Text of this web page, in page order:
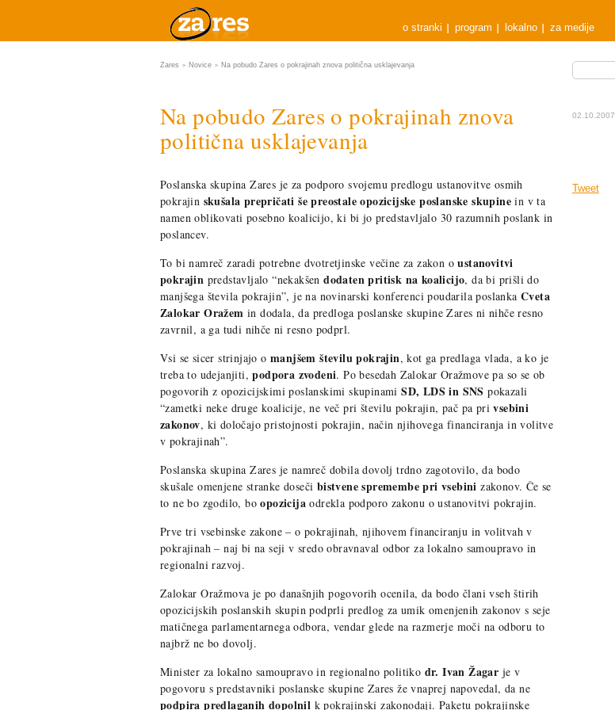
o stranki program lokalno za medije
Zares > Novice > Na pobudo Zares o pokrajinah znova politična usklajevanja
Na pobudo Zares o pokrajinah znova
politična usklajevanja
Poslanska skupina Zares je za podporo svojemu predlogu ustanovitve osmih
pokrajin skušala prepričati še preostale opozicijske poslanske skupine in v ta
namen oblikovati posebno koalicijo, ki bi jo predstavljalo 30 razumnih poslank in
poslancev.
To bi namreč zaradi potrebne dvotretjinske večine za zakon oustanovitvi
pokrajin predstavljalo “nekakšendodaten pritisk na koalicijo, da bi prišli do
manjšega števila pokrajin”, je na novinarski konferenci poudarila poslanka Cveta
Zalokar Oražem in dodala, da predloga poslanske skupine Zares ni nihče resno
zavrnil, a ga tudi nihče ni resno podprl.
Vsi se sicer strinjajo o manjšem številu pokrajin, kot ga predlaga vlada, a ko je
treba to udejanjiti,podpora zvodeni. Po besedah Zalokar Oražmove pa so se ob
pogovorih z opozicijskimi poslanskimi skupinamiSD, LDS in SNS pokazali
“zametki neke druge koalicije, ne več pri številu pokrajin, pač pa privsebini
zakonov, ki določajo pristojnosti pokrajin, način njihovega financiranja in volitve
v pokrajinah”.
Poslanska skupina Zares je namreč dobila dovolj trdno zagotovilo, da bodo
skušale omenjene stranke doseči bistvene spremembe pri vsebini zakonov. Če se
to ne bo zgodilo, boopozicija odrekla podporo zakonu o ustanovitvi pokrajin.
Prve tri vsebinske zakone – o pokrajinah, njihovem financiranju in volitvah v
pokrajinah – naj bi na seji v sredo obravnaval odbor za lokalno samoupravo in
regionalni razvoj.
Zalokar Oražmova je po današnjih pogovorih ocenila, da bodo člani vseh štirih
opozicijskih poslanskih skupin podprli predlog za umik omenjenih zakonov s seje
matičnega parlamentarnega odbora, vendar glede na razmerje moči na odboru to
najbrž ne bo dovolj.
Minister za lokalno samoupravo in regionalno politiko dr. Ivan Žagar je v
pogovoru s predstavniki poslanske skupine Zares že vnaprej napovedal, da ne
podpira predlaganih dopolnil k pokrajinski zakonodaji. Paketu pokrajinske
02.10.2007
Tweet